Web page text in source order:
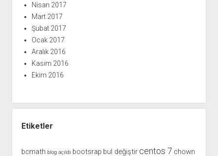
Nisan 2017
Mart 2017
Şubat 2017
Ocak 2017
Aralık 2016
Kasım 2016
Ekim 2016
Etiketler
bcmath blog açıldı bootsrap bul değiştir centos 7 chown